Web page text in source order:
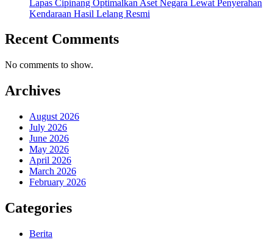
Lapas Cipinang Optimalkan Aset Negara Lewat Penyerahan
Kendaraan Hasil Lelang Resmi
Recent Comments
No comments to show.
Archives
August 2026
July 2026
June 2026
May 2026
April 2026
March 2026
February 2026
Categories
Berita